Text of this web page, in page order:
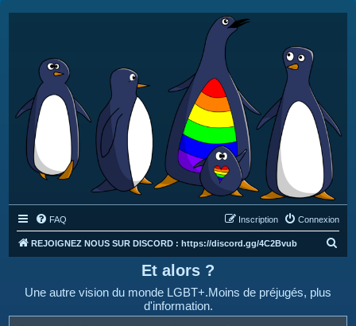
FAQ Connexion
Inscription
REJOIGNEZ NOUS SUR DISCORD : https://discord.gg/4C2Bvub
e
Et alors ?
Une autre vision du monde LGBT+.Moins de préjugés, plus
d'information.